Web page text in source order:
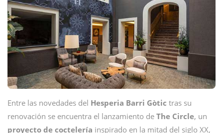
Entre las novedades del Hesperia Barri Gòtic tras su
renovación se encuentra el lanzamiento de The Circle, un
proyecto de coctelería inspirado en la mitad del siglo XX,